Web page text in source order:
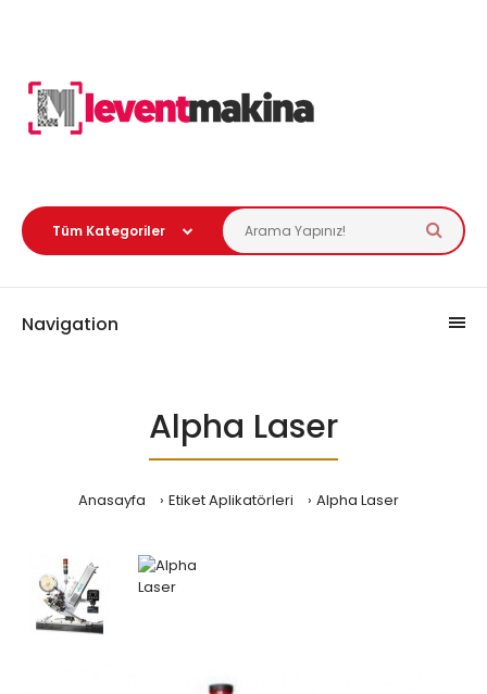
Navigation
Alpha Laser
Anasayfa Etiket Aplikatörleri Alpha Laser